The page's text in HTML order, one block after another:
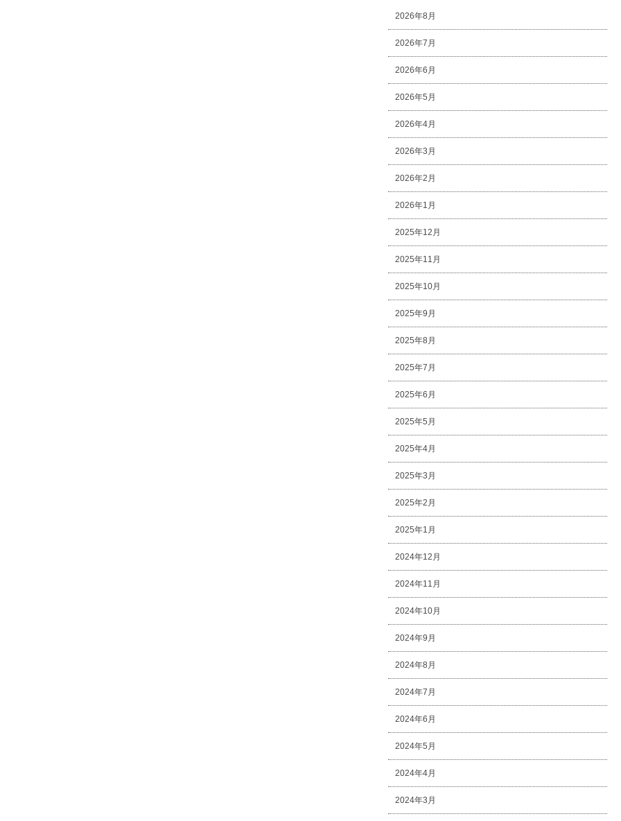
2026年8月
2026年7月
2026年6月
2026年5月
2026年4月
2026年3月
2026年2月
2026年1月
2025年12月
2025年11月
2025年10月
2025年9月
2025年8月
2025年7月
2025年6月
2025年5月
2025年4月
2025年3月
2025年2月
2025年1月
2024年12月
2024年11月
2024年10月
2024年9月
2024年8月
2024年7月
2024年6月
2024年5月
2024年4月
2024年3月